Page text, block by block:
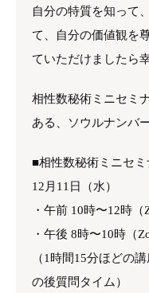
自分の特質を知って
て、自分の価値観を
ていただけましたら
相性数秘術ミニセミ
ある、ソウルナンバ
■相性数秘術ミニセ
12月11日（水）
・午前 10時〜12時（
・午後 8時〜10時（
（1時間15分ほどの
の後質問タイム）